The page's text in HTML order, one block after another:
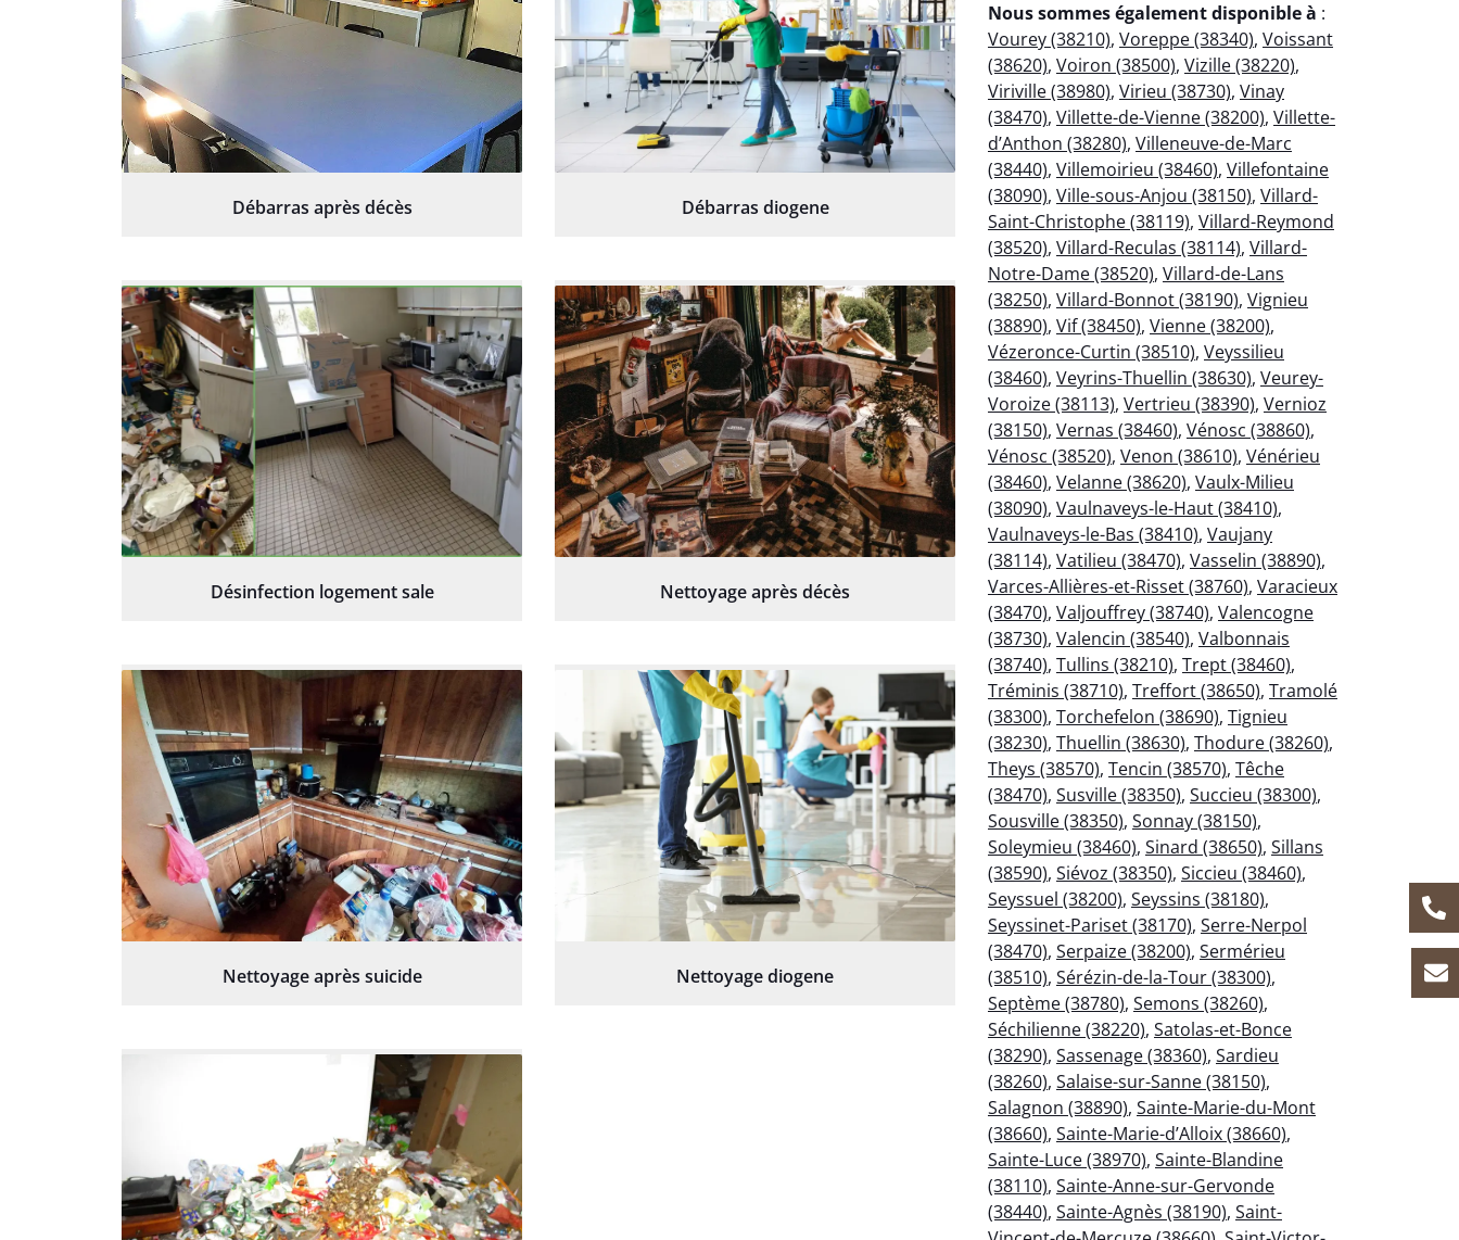
Débarras après décès Débarras diogene
Désinfection logement sale Nettoyage après décès
Nettoyage après suicide Nettoyage diogene
Nous sommes également disponible à :
Vourey (38210), Voreppe (38340), Voissant
(38620), Voiron (38500), Vizille (38220),
Viriville (38980), Virieu (38730), Vinay
(38470), Villette-de-Vienne (38200), Villette-
d’Anthon (38280), Villeneuve-de-Marc
(38440), Villemoirieu (38460), Villefontaine
(38090), Ville-sous-Anjou (38150), Villard-
Saint-Christophe (38119), Villard-Reymond
(38520), Villard-Reculas (38114), Villard-
Notre-Dame (38520), Villard-de-Lans
(38250), Villard-Bonnot (38190), Vignieu
(38890), Vif (38450), Vienne (38200),
Vézeronce-Curtin (38510), Veyssilieu
(38460), Veyrins-Thuellin (38630), Veurey-
Voroize (38113), Vertrieu (38390), Vernioz
(38150), Vernas (38460), Vénosc (38860),
Vénosc (38520), Venon (38610), Vénérieu
(38460), Velanne (38620), Vaulx-Milieu
(38090), Vaulnaveys-le-Haut (38410),
Vaulnaveys-le-Bas (38410), Vaujany
(38114), Vatilieu (38470), Vasselin (38890),
Varces-Allières-et-Risset (38760), Varacieux
(38470), Valjouffrey (38740), Valencogne
(38730), Valencin (38540), Valbonnais
(38740), Tullins (38210), Trept (38460),
Tréminis (38710), Treffort (38650), Tramolé
(38300), Torchefelon (38690), Tignieu
(38230), Thuellin (38630), Thodure (38260),
Theys (38570), Tencin (38570), Têche
(38470), Susville (38350), Succieu (38300),
Sousville (38350), Sonnay (38150),
Soleymieu (38460), Sinard (38650), Sillans
(38590), Siévoz (38350), Siccieu (38460),
Seyssuel (38200), Seyssins (38180),
Seyssinet-Pariset (38170), Serre-Nerpol
(38470), Serpaize (38200), Sermérieu
(38510), Sérézin-de-la-Tour (38300),
Septème (38780), Semons (38260),
Séchilienne (38220), Satolas-et-Bonce
(38290), Sassenage (38360), Sardieu
(38260), Salaise-sur-Sanne (38150),
Salagnon (38890), Sainte-Marie-du-Mont
(38660), Sainte-Marie-d’Alloix (38660),
Sainte-Luce (38970), Sainte-Blandine
(38110), Sainte-Anne-sur-Gervonde
(38440), Sainte-Agnès (38190), Saint-